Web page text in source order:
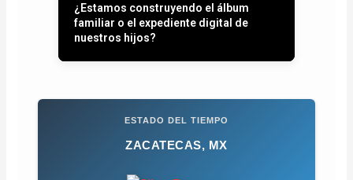
¿Estamos construyendo el álbum
familiar o el expediente digital de
nuestros hijos?
ESTADO DEL TIEMPO
ZACATECAS, MX